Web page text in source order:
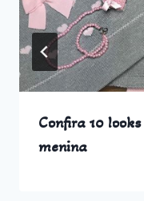
Confira 10
menina